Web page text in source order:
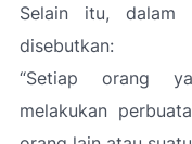
Selain itu,
disebutkan:
“Setiap orang
melakukan